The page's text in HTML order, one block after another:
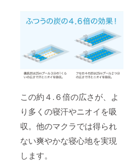
この約４.６倍の広さが、よ
り多くの寝汗やニオイを吸
収。他のマクラでは得られ
ない爽やかな寝心地を実現
します。